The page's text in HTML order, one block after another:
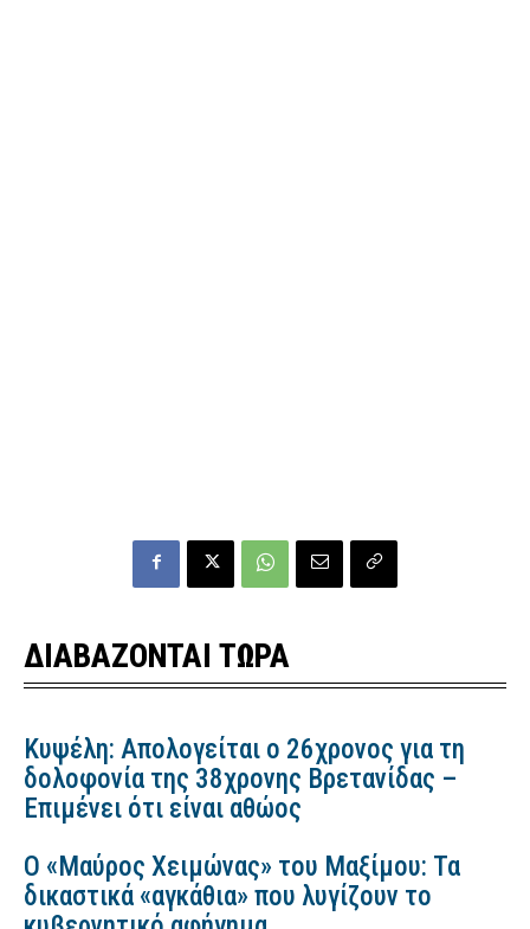
ΔΙΑΒΑΖΟΝΤΑΙ ΤΩΡΑ
Κυψέλη: Απολογείται ο 26χρονος για τη
δολοφονία της 38χρονης Βρετανίδας –
Επιμένει ότι είναι αθώος
Ο «Μαύρος Χειμώνας» του Μαξίμου: Τα
δικαστικά «αγκάθια» που λυγίζουν το